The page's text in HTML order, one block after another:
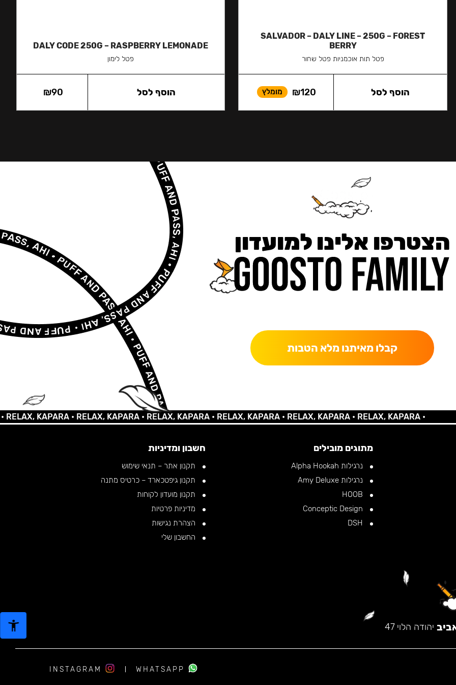
SALVADOR – DALY LINE – 250G – FOREST
BERRY
פטל תות אוכמניות פטל שחור
₪120 מומלץ הוסף לסל
DALY CODE 250G – RASPBERRY LEMONADE
פטל לימון
₪90 הוסף לסל
הצטרפו אלינו למועדון
קבלו מאיתנו מלא הטבות
KAPARA •RELAX, KAPARA •RELAX, KAPARA •RELAX, KAPARA •RELAX, KAPARA •RELAX, KAPARA •
מתוגים מובילים
נרגילות Alpha Hookah
נרגילות Amy Deluxe
חשבון ומדיניות
תקנון אתר – תנאי שימוש
תקנון גיפטכארד – כרטיס מתנה
תקנון מועדון לקוחות
מדיניות פרטיות
הצהרת נגישות
החשבון שלי
יהודה הלוי 47
WHATSAPP
INSTAGRAM